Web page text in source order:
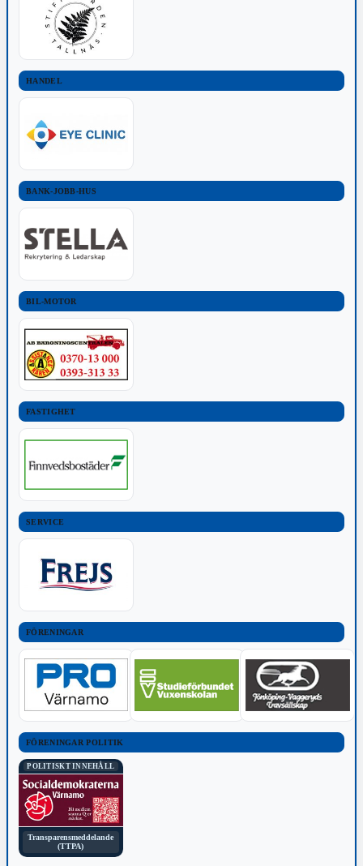
HANDEL
BANK-JOBB-HUS
BIL-MOTOR
FASTIGHET
SERVICE
FÖRENINGAR
FÖRENINGAR POLITIK
POLITISKT INNEHÅLL
Transparensmeddelande
(TTPA)